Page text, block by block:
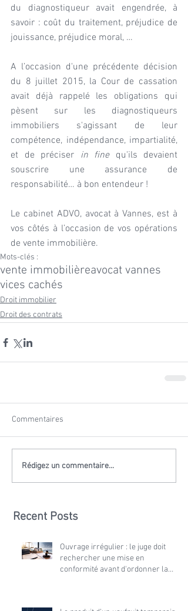
du diagnostiqueur avait engendrée, à
savoir : coût du traitement, préjudice de
jouissance, préjudice moral, …
A l’occasion d'une précédente décision
du 8 juillet 2015, la Cour de cassation
avait déjà rappelé les obligations qui
pèsent sur les diagnostiqueurs
immobiliers s'agissant de leur
compétence, indépendance, impartialité,
et de préciser in fine qu'ils devaient
souscrire une assurance de
responsabilité… à bon entendeur !
Le cabinet ADVO, avocat à Vannes, est à
vos côtés à l’occasion de vos opérations
de vente immobilière.
Mots-clés :
vente immobilièreavocat vannes
vices cachés
Droit immobilier
Droit des contrats
Commentaires
Rédigez un commentaire...
Recent Posts
Ouvrage irrégulier : le juge doit
rechercher une mise en
conformité avant d'ordonner la